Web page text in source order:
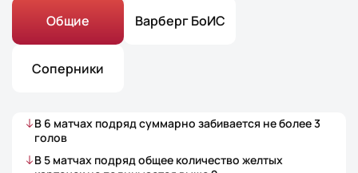
Общие Варберг БоИС
Соперники
В 6 матчах подряд суммарно забивается не более3
голов
В 5 матчах подряд общее количество желтых